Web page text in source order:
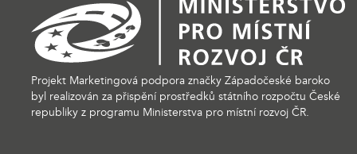
Projekt Marketingová podpora značky Západočeské baroko
byl realizován za přispění prostředků státního rozpočtu České
republiky z programu Ministerstva pro místní rozvoj ČR.